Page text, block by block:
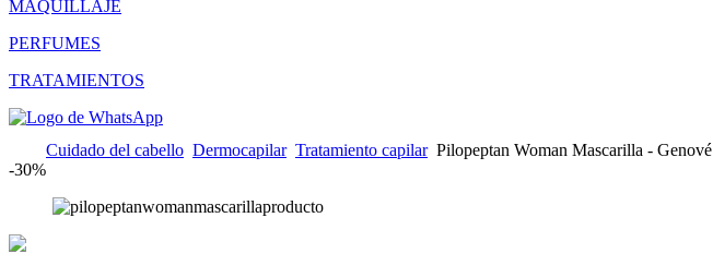
MAQUILLAJE
PERFUMES
TRATAMIENTOS
Cuidado del cabello Dermocapilar Tratamiento capilar Pilopeptan Woman Mascarilla - Genové
-30%